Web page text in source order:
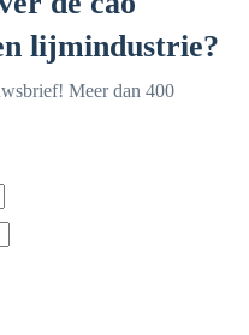
lijmindustrie?
Meer dan 400